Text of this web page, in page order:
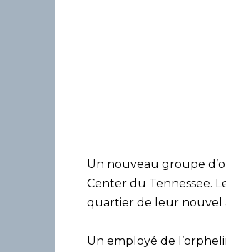
Un nouveau groupe
Center du Tennessee.
quartier de leur nouvel
Un employé de